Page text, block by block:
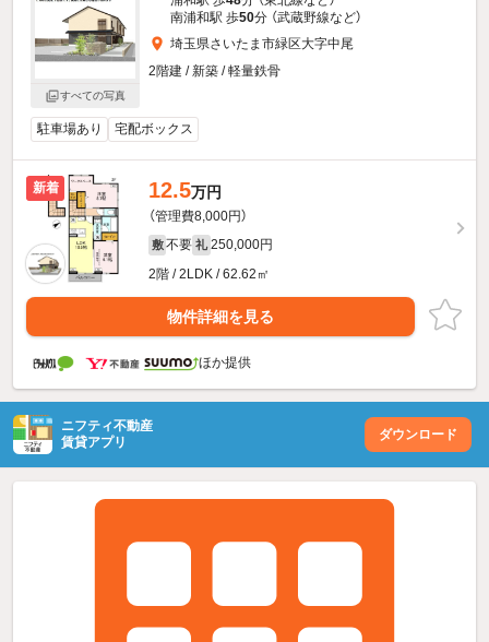
すべての写真
南浦和駅 歩50分 （武蔵野線など）
埼玉県さいたま市緑区大字中尾
2階建 / 新築 / 軽量鉄骨
駐車場あり 宅配ボックス
新着 12.5万円
（管理費8,000円）
敷 不要 礼 250,000円
2階 / 2LDK / 62.62㎡
物件詳細を見る
ほか提供
ニフティ不動産
賃貸アプリ
ダウンロード